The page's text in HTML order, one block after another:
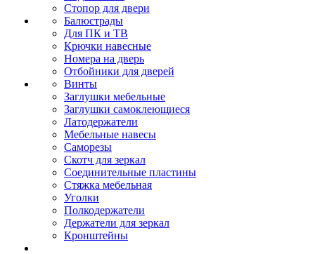
Стопор для двери
Балюстрады
Для ПК и ТВ
Крючки навесные
Номера на дверь
Отбойники для дверей
Винты
Заглушки мебельные
Заглушки самоклеющиеся
Латодержатели
Мебельные навесы
Саморезы
Скотч для зеркал
Соединительные пластины
Стяжка мебельная
Уголки
Полкодержатели
Держатели для зеркал
Кронштейны